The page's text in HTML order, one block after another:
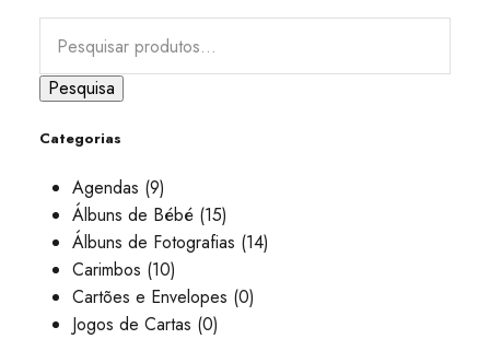
Pesquisa
Categorias
Agendas (9)
Álbuns de Bébé (15)
Álbuns de Fotografias (14)
Carimbos (10)
Cartões e Envelopes (0)
Jogos de Cartas (0)